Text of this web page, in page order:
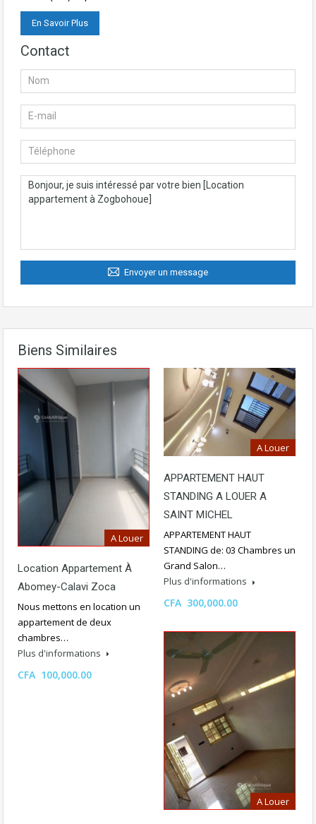
En Savoir Plus
Contact
Envoyer un message
Biens Similaires
A Louer
Location Appartement À
Abomey-Calavi Zoca
Nous mettons en location un
appartement de deux
chambres…
Plus d'informations
CFA 100,000.00
A Louer
APPARTEMENT HAUT
STANDING A LOUER A
SAINT MICHEL
APPARTEMENT HAUT
STANDING de: 03 Chambres un
Grand Salon…
Plus d'informations
CFA 300,000.00
A Louer